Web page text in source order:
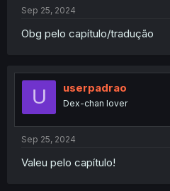
Sep 25, 2024
Obg pelo capítulo/tradução
U userpadrao
Dex-chan lover
Sep 25, 2024
Valeu pelo capítulo!